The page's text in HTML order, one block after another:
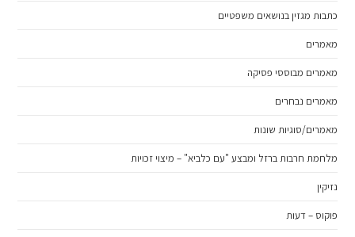
כתבות מגזין בנושאים משפטיים
מאמרים
מאמרים מבוססי פסיקה
מאמרים נבחרים
מאמרים/סוגיות שונות
מלחמת חרבות ברזל ומבצע "עם כלביא" – מיצוי זכויות
נזיקין
פוקוס – דעות